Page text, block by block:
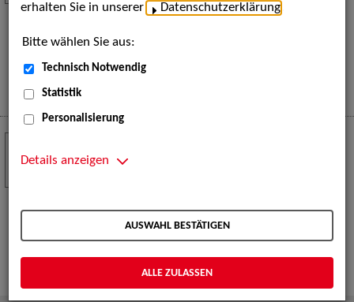
Familien. Die Stuttgart Street Art verwandelt den
eine große Open-Air-Bühne voller Akrobatik, Tanz,
Musik und beeindruckender Live-Performances.
Mehr
Serienfestival Weimar
TeleVisionale – Film- und Serienfestival in Weimar
und Eventpartnerin des Crew Call Weimar.
Mehr
NOV
erhalten Sie in unserer
Datenschutzerklärung
Bitte wählen Sie aus:
Technisch Notwendig
Statistik
Personalisierung
Details anzeigen
AUSWAHL BESTÄTIGEN
ALLE ZULASSEN